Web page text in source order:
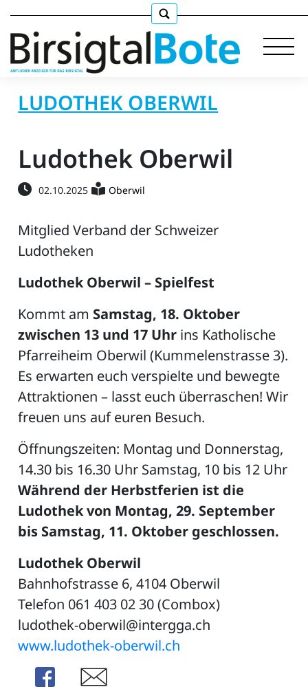
Paper
LUDOTHEK OBERWIL
Ludothek Oberwil
02.10.2025 Oberwil
Mitglied Verband der Schweizer
Ludotheken
Ludothek Oberwil – Spielfest
Kommt am Samstag, 18. Oktober
zwischen 13 und 17 Uhr ins Katholische
Pfarreiheim Oberwil (Kummelenstrasse 3).
Es erwarten euch verspielte und bewegte
Attraktionen – lasst euch überraschen! Wir
freuen uns auf euren Besuch.
Öffnungszeiten: Montag und Donnerstag,
14.30 bis 16.30 Uhr Samstag, 10 bis 12 Uhr
Während der Herbstferien ist die
Ludothek von Montag, 29. September
bis Samstag, 11. Oktober geschlossen.
Ludothek Oberwil
Bahnhofstrasse 6, 4104 Oberwil
Telefon 061 403 02 30 (Combox)
ludothek-oberwil@intergga.ch
www.ludothek-oberwil.ch
Share
Share